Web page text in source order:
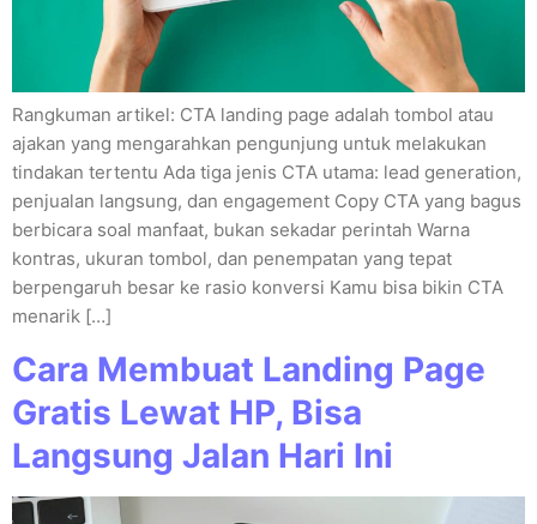
Rangkuman artikel: CTA landing page adalah tombol atau
ajakan yang mengarahkan pengunjung untuk melakukan
tindakan tertentu Ada tiga jenis CTA utama: lead generation,
penjualan langsung, dan engagement Copy CTA yang bagus
berbicara soal manfaat, bukan sekadar perintah Warna
kontras, ukuran tombol, dan penempatan yang tepat
berpengaruh besar ke rasio konversi Kamu bisa bikin CTA
menarik […]
Cara Membuat Landing Page
Gratis Lewat HP, Bisa
Langsung Jalan Hari Ini